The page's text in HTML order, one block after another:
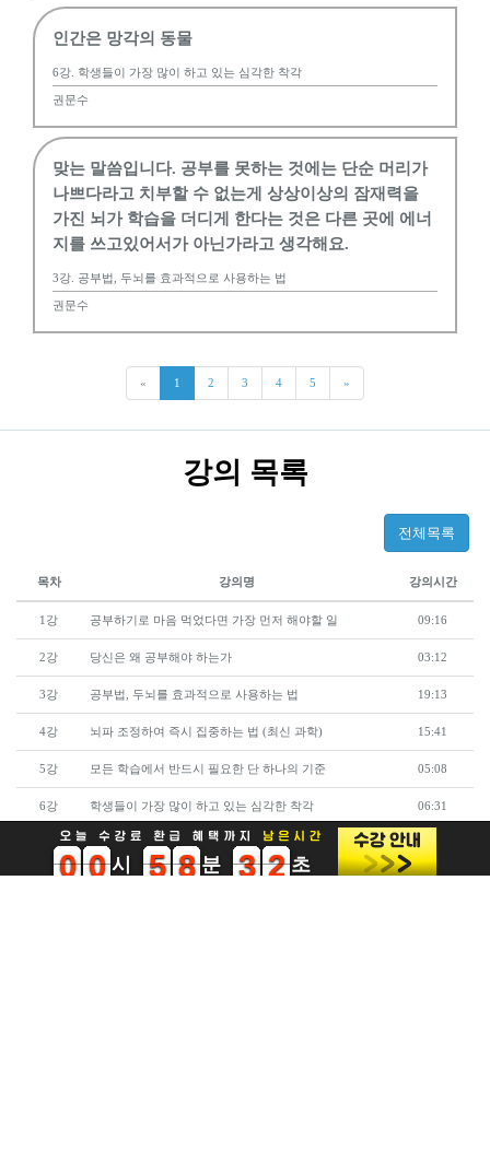
인간은 망각의 동물
6강. 학생들이 가장 많이 하고 있는 심각한 착각
권문수
맞는 말씀입니다. 공부를 못하는 것에는 단순 머리가
나쁘다라고 치부할 수 없는게 상상이상의 잠재력을
가진 뇌가 학습을 더디게 한다는 것은 다른 곳에 에너
지를 쓰고있어서가 아닌가라고 생각해요.
3강. 공부법, 두뇌를 효과적으로 사용하는 법
권문수
« 1 2 3 4 5 »
강의 목록
전체목록
목차 강의명 강의시간
1강 공부하기로 마음 먹었다면 가장 먼저 해야할 일 09:16
2강 당신은 왜 공부해야 하는가 03:12
3강 공부법, 두뇌를 효과적으로 사용하는 법 19:13
4강 뇌파 조정하여 즉시 집중하는 법 (최신 과학) 15:41
5강 모든 학습에서 반드시 필요한 단 하나의 기준 05:08
6강 학생들이 가장 많이 하고 있는 심각한 착각 06:31
7강 지금 당장 교재마다 해야할 것 05:02
0
0
1
1
2
2 0
0
1
1
2
2
3
3
4
4
5
5
6
6
7
7
8
8
9
9 0
0
1
1
2
2
3
3
4
4
5
5 0
0
1
1
2
2
3
3
4
4
5
5
6
6
7
7
8
8
9
9 0
0
1
1
2
2
3
3
4
4
5
5 0
0
1
1
2
2
3
3
4
4
5
5
6
6
7
7
8
8
9
9